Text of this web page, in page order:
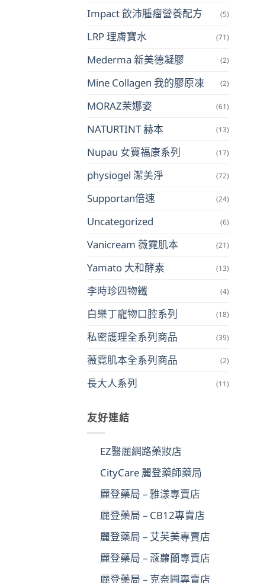
Impact 飲沛腫瘤營養配方 (5)
LRP 理膚寶水 (71)
Mederma 新美德凝膠 (2)
Mine Collagen 我的膠原凍 (2)
MORAZ茉娜姿 (61)
NATURTINT 赫本 (13)
Nupau 女寶福康系列 (17)
physiogel 潔美淨 (72)
Supportan倍速 (24)
Uncategorized (6)
Vanicream 薇霓肌本 (21)
Yamato 大和酵素 (13)
李時珍四物鐵 (4)
白樂丁寵物口腔系列 (18)
私密護理全系列商品 (39)
薇霓肌本全系列商品 (2)
長大人系列 (11)
友好連結
EZ醫麗網路藥妝店
CityCare 麗登藥師藥局
麗登藥局 – 雅漾專賣店
麗登藥局 – CB12專賣店
麗登藥局 – 艾芙美專賣店
麗登藥局 – 蔻蘿蘭專賣店
麗登藥局 – 克奈圃專賣店